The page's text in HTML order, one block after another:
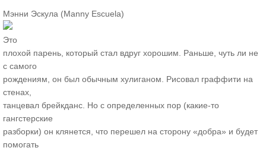
Мэнни Эскула (Manny Escuela)
Это
плохой парень, который стал вдруг хорошим. Раньше, чуть ли не
с самого
рождениям, он был обычным хулиганом. Рисовал граффити на
стенах,
танцевал брейкданс. Но с определенных пор (какие-то
гангстерские
разборки) он клянется, что перешел на сторону «добра» и будет
помогать